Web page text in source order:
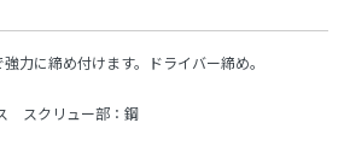
力に締め付けます。ドライバー締め。
スクリュー部：鋼